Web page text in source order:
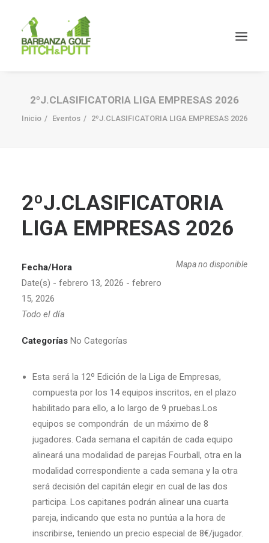
2ºJ.CLASIFICATORIA LIGA EMPRESAS 2026
Inicio Eventos 2ºJ.CLASIFICATORIA LIGA EMPRESAS 2026
2ºJ.CLASIFICATORIA
LIGA EMPRESAS 2026
Mapa no disponible
Fecha/Hora
Date(s) - febrero 13, 2026 - febrero
15, 2026
Todo el día
Categorías No Categorías
Esta será la 12º Edición de la Liga de Empresas,
compuesta por los 14 equipos inscritos, en el plazo
habilitado para ello, a lo largo de 9 pruebas.Los
equipos se compondrán de un máximo de 8
jugadores. Cada semana el capitán de cada equipo
alineará una modalidad de parejas Fourball, otra en la
modalidad correspondiente a cada semana y la otra
será decisión del capitán elegir en cual de las dos
participa. Los capitanes podrán alinear una cuarta
pareja, indicando que esta no puntúa a la hora de
inscribirse, teniendo un precio especial de 8€/jugador.